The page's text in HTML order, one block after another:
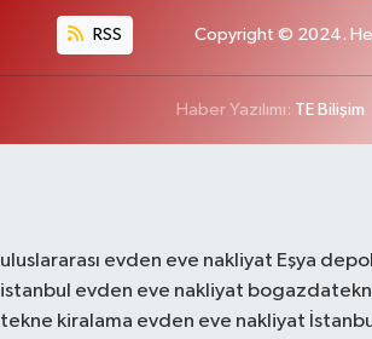
RSS Copyright © 2024. Her
Haber Yazılımı: TE Bilişim
uluslararası evden eve nakliyat Eşya
istanbul evden eve nakliyat
tekne kiralama evden eve nakliyat